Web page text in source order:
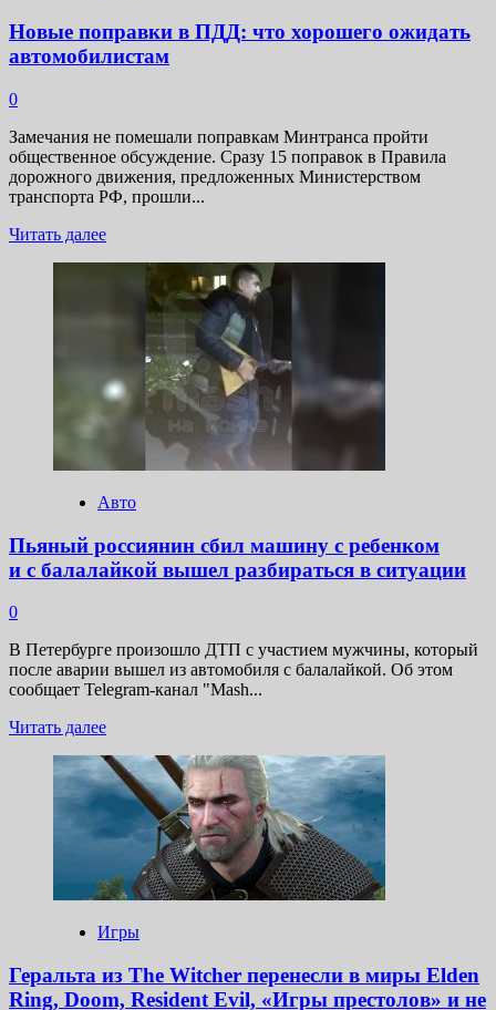
Новые поправки в ПДД: что хорошего ожидать
автомобилистам
0
Замечания не помешали поправкам Минтранса пройти
общественное обсуждение. Сразу 15 поправок в Правила
дорожного движения, предложенных Министерством
транспорта РФ, прошли...
Читать далееПрочитать
поправки
в ПДД:
хорошего
ожидать
автомобилистам
Авто
Пьяный россиянин сбил машину с ребенком
и с балалайкой вышел разбираться в ситуации
0
В Петербурге произошло ДТП с участием мужчины, который
после аварии вышел из автомобиля с балалайкой. Об этом
сообщает Telegram-канал "Mash...
Читать далееПрочитать
о
Пьяный
россиянин
сбил
машину
с ребенком
и с балалайкой
вышел
разбираться
в ситуации
Игры
Геральта из The Witcher перенесли в миры Elden
Ring, Doom, Resident Evil, «Игры престолов» и не